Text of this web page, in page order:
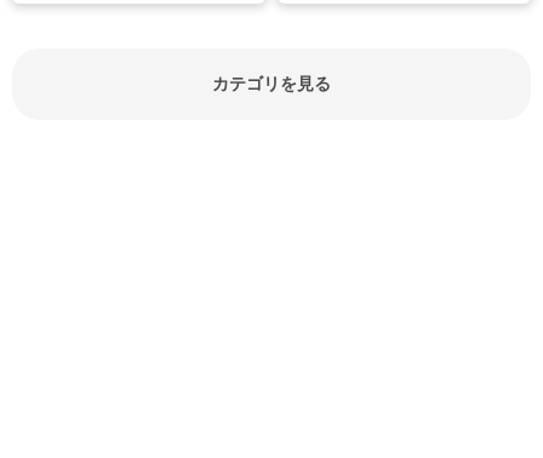
カテゴリを見る